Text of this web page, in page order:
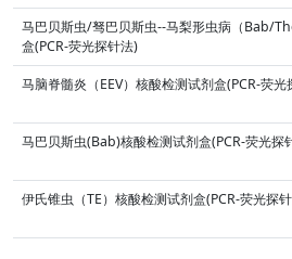
马巴贝斯虫/驽巴贝斯虫--马梨形虫病（Bab/
盒(PCR-荧光探针法)
马脑脊髓炎（EEV）核酸检测试剂盒(PCR-荧光
马巴贝斯虫(Bab)核酸检测试剂盒(PCR-荧光探
伊氏锥虫（TE）核酸检测试剂盒(PCR-荧光探